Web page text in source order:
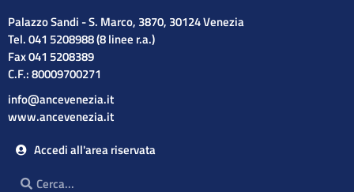
Palazzo Sandi - S. Marco, 3870, 30124 Venezia
Tel. 041 5208988 (8 linee r.a.)
Fax 041 5208389
C.F.: 80009700271
info@ancevenezia.it
www.ancevenezia.it
Accedi all'area riservata
Cerca